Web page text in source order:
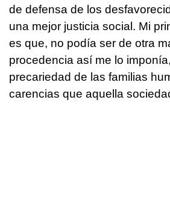
de defensa de los
una mejor justicia social. Mi
es que, no podía ser de otra
procedencia así me lo
precariedad de las familias
carencias que aquella